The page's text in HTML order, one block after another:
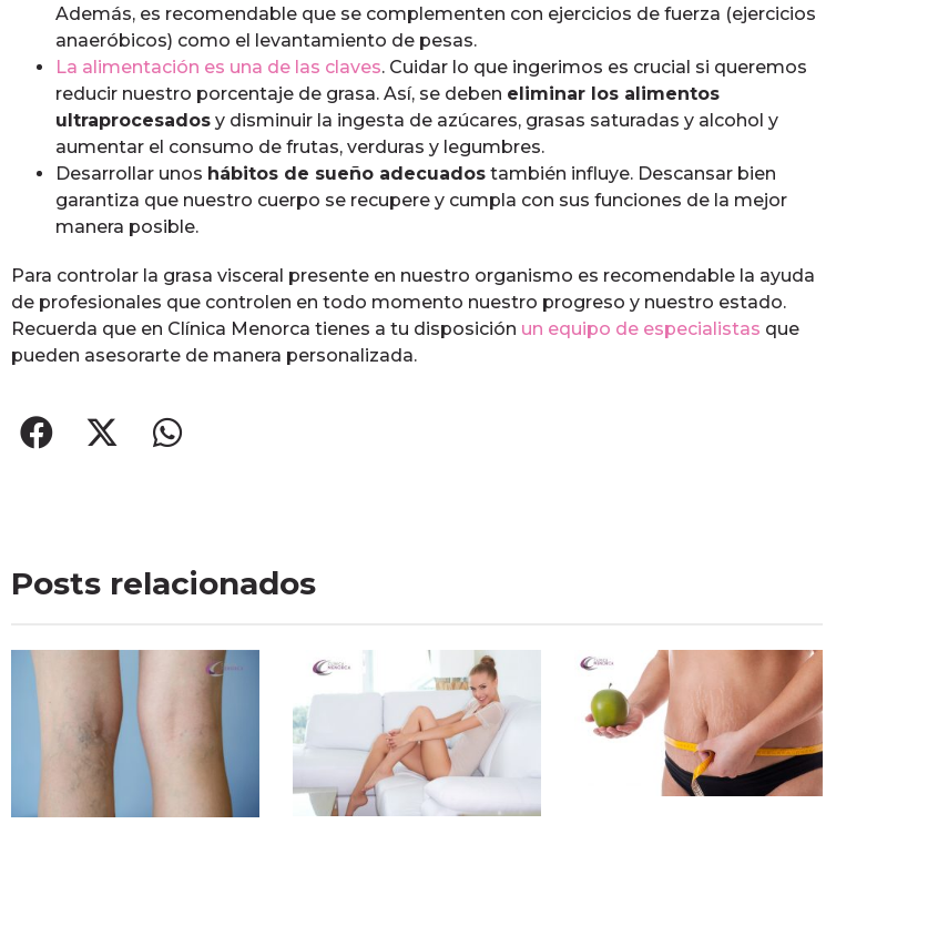
Además, es recomendable que se complementen con ejercicios de fuerza (ejercicios
anaeróbicos) como el levantamiento de pesas.
La alimentación es una de las claves. Cuidar lo que ingerimos es crucial si queremos
reducir nuestro porcentaje de grasa. Así, se deben eliminar los alimentos
ultraprocesados y disminuir la ingesta de azúcares, grasas saturadas y alcohol y
aumentar el consumo de frutas, verduras y legumbres.
Desarrollar unos hábitos de sueño adecuados también influye. Descansar bien
garantiza que nuestro cuerpo se recupere y cumpla con sus funciones de la mejor
manera posible.
Para controlar la grasa visceral presente en nuestro organismo es recomendable la ayuda
de profesionales que controlen en todo momento nuestro progreso y nuestro estado.
Recuerda que en Clínica Menorca tienes a tu disposición un equipo de especialistas que
pueden asesorarte de manera personalizada.
Posts relacionados